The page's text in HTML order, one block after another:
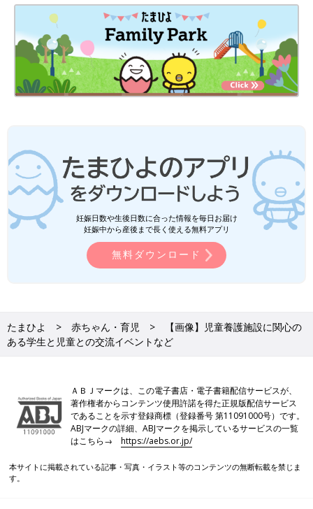
妊娠日数や生後日数に合った情報を毎日お届け
妊娠中から産後まで長く使える無料アプリ
無料ダウンロード
たまひよ 赤ちゃん・育児
【画像】児童養護施設に関心の
ある学生と児童との交流イベントなど
ＡＢＪマークは、この電子書店・電子書籍配信サービスが、
著作権者からコンテンツ使用許諾を得た正規版配信サービス
であることを示す登録商標（登録番号 第11091000号）です。
ABJマークの詳細、ABJマークを掲示しているサービスの一覧
はこちら→https://aebs.or.jp/
本サイトに掲載されている記事・写真・イラスト等のコンテンツの無断転載を禁じま
す。